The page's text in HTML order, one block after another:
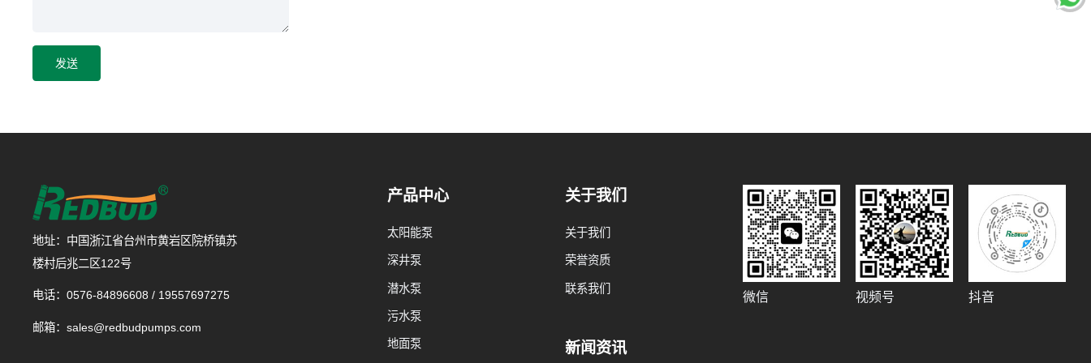
发送
地址：中国浙江省台州市黄岩区院桥镇苏
楼村后兆二区122号
电话：0576-84896608 / 19557697275
邮箱：sales@redbudpumps.com
产品中心
太阳能泵
深井泵
潜水泵
污水泵
地面泵
关于我们
关于我们
荣誉资质
联系我们
新闻资讯
微信 视频号 抖音